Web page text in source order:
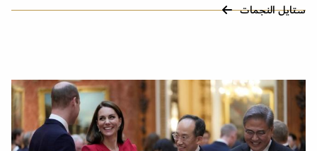
ستايل النجمات